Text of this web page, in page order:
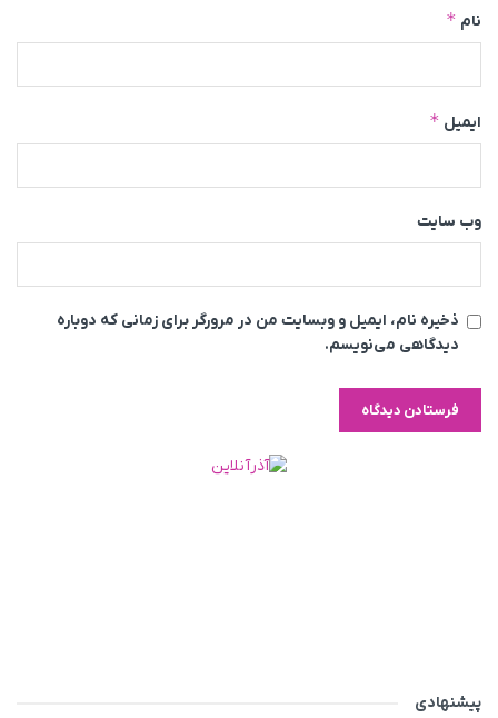
نام *
ایمیل *
وب‌ سایت
ذخیره نام، ایمیل و وبسایت من در مرورگر برای زمانی که دوباره
دیدگاهی می‌نویسم.
پیشنهادی